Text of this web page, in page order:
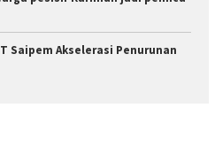
Saipem Akselerasi Penurunan